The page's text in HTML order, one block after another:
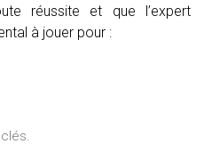
réussite et que l’expert
à jouer pour :